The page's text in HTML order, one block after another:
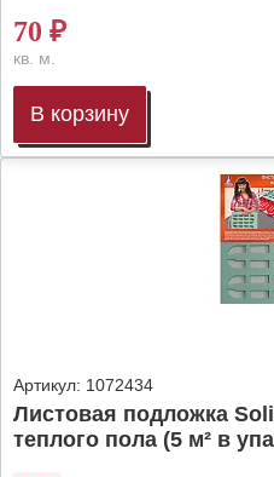
70 ₽
кв. м.
В корзину
Артикул: 1072434
Листовая подложка
теплого пола (5 м² в